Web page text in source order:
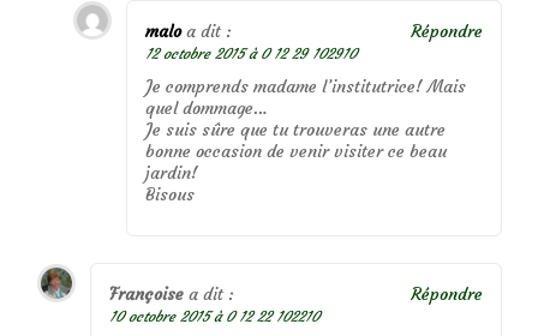
malo a dit :
12 octobre 2015 à 0 12 29 102910
Je comprends madame l’institutrice! Mais
quel dommage…
Je suis sûre que tu trouveras une autre
bonne occasion de venir visiter ce beau
jardin!
Bisous
Répondre
Françoise a dit :
10 octobre 2015 à 0 12 22 102210
Répondre